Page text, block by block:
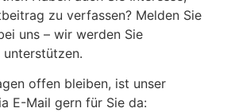
zu verfassen? Melden Sie
uns – wir werden Sie
offen bleiben, ist unser
E-Mail gern für Sie da: